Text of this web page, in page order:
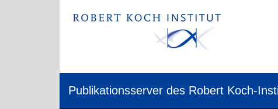
Publikationsserver des Robert Koch-